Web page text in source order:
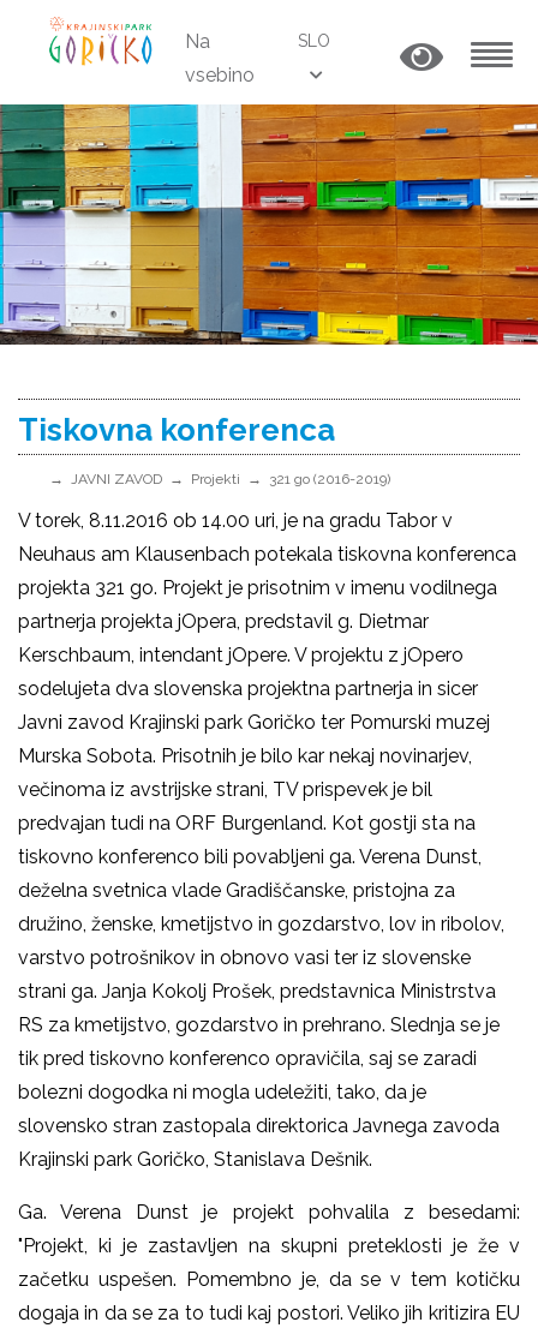
Na
vsebino
SLO
Tiskovna konferenca
JAVNI ZAVOD Projekti 321 go (2016-2019)
V torek, 8.11.2016 ob 14.00 uri, je na gradu Tabor v
Neuhaus am Klausenbach potekala tiskovna konferenca
projekta 321 go. Projekt je prisotnim v imenu vodilnega
partnerja projekta jOpera, predstavil g. Dietmar
Kerschbaum, intendant jOpere. V projektu z jOpero
sodelujeta dva slovenska projektna partnerja in sicer
Javni zavod Krajinski park Goričko ter Pomurski muzej
Murska Sobota. Prisotnih je bilo kar nekaj novinarjev,
večinoma iz avstrijske strani, TV prispevek je bil
predvajan tudi na ORF Burgenland. Kot gostji sta na
tiskovno konferenco bili povabljeni ga. Verena Dunst,
deželna svetnica vlade Gradiščanske, pristojna za
družino, ženske, kmetijstvo in gozdarstvo, lov in ribolov,
varstvo potrošnikov in obnovo vasi ter iz slovenske
strani ga. Janja Kokolj Prošek, predstavnica Ministrstva
RS za kmetijstvo, gozdarstvo in prehrano. Slednja se je
tik pred tiskovno konferenco opravičila, saj se zaradi
bolezni dogodka ni mogla udeležiti, tako, da je
slovensko stran zastopala direktorica Javnega zavoda
Krajinski park Goričko, Stanislava Dešnik.
Ga. Verena Dunst je projekt pohvalila z besedami:
"Projekt, ki je zastavljen na skupni preteklosti je že v
začetku uspešen. Pomembno je, da se v tem kotičku
dogaja in da se za to tudi kaj postori. Veliko jih kritizira EU